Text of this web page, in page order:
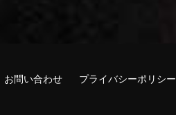
お問い合わせ プライバシーポリシー